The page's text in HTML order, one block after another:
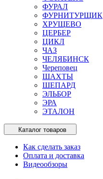
ФУРАЛ
ФУРНИТУРЩИК
ХРУЩЕВО
ЦЕРБЕР
ЦИКЛ
ЧАЗ
ЧЕЛЯБИНСК
Череповец
ШАХТЫ
ШЕПАРД
ЭЛЬБОР
ЭРА
ЭТАЛОН
Каталог товаров
Как сделать заказ
Оплата и доставка
Видеообзоры